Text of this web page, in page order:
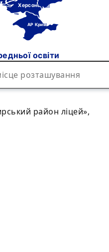
Херсонська
АР Крим
освіти
район ліцей»,